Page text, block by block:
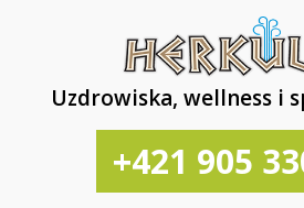
Uzdrowiska, wellness i
+421 905